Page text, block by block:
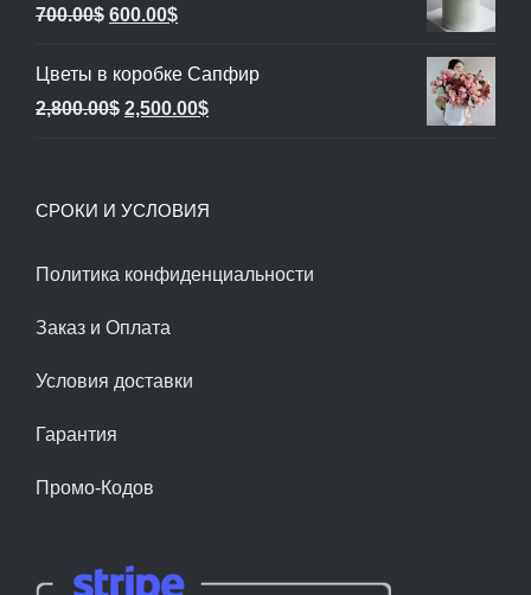
1,300.00$.
700.00$ Первоначальная
составляла
700.00$.
600.00$Текущая
600.00$.
Цветы в коробке Сапфир
2,800.00$ Первоначальная
2,800.00$.
2,500.00$Текущая
СРОКИ И УСЛОВИЯ
Политика конфиденциальности
Заказ и Оплата
Условия доставки
Гарантия
Промо-Кодов